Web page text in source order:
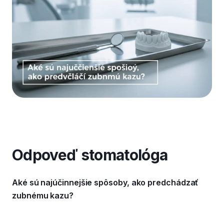
Odpoveď stomatológa
Aké sú najúčinnejšie spôsoby, ako predchádzať
zubnému kazu?